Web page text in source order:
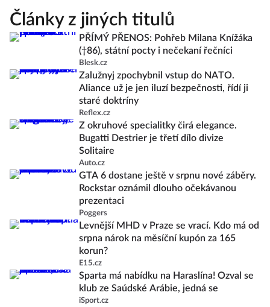
Články z jiných titulů
PŘÍMÝ PŘENOS: Pohřeb Milana Knížáka
(†86), státní pocty i nečekaní řečníci
Blesk.cz
Zalužnyj zpochybnil vstup do NATO.
Aliance už je jen iluzí bezpečnosti, řídí ji
staré doktríny
Reflex.cz
Z okruhové specialitky čirá elegance.
Bugatti Destrier je třetí dílo divize
Solitaire
Auto.cz
GTA 6 dostane ještě v srpnu nové záběry.
Rockstar oznámil dlouho očekávanou
prezentaci
Poggers
Levnější MHD v Praze se vrací. Kdo má od
srpna nárok na měsíční kupón za 165
korun?
E15.cz
Sparta má nabídku na Haraslína! Ozval se
klub ze Saúdské Arábie, jedná se
iSport.cz